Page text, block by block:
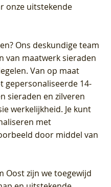
onze uitstekende
? Ons deskundige team
van maatwerk sieraden
Van op maat
gepersonaliseerde 14-
sieraden en zilveren
werkelijkheid. Je kunt
met
door middel van
Oostzijn we toegewijd